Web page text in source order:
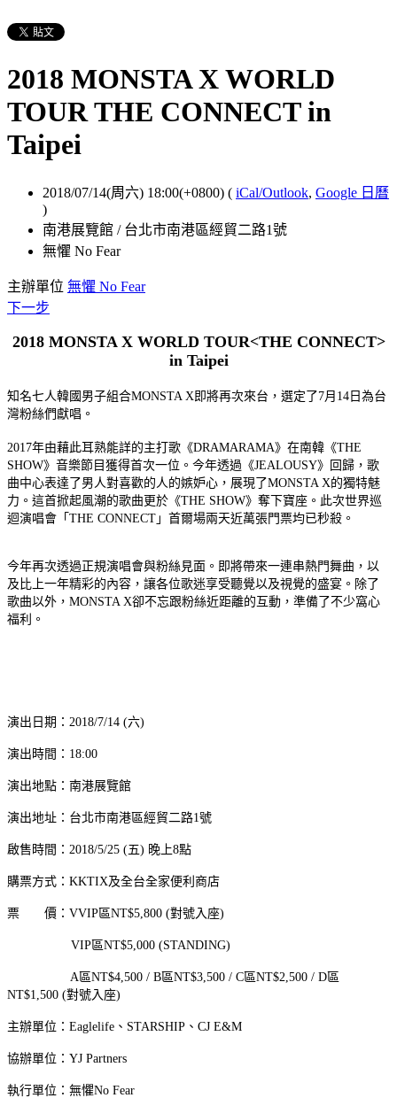
2018 MONSTA X WORLD
TOUR THE CONNECT in
Taipei
2018/07/14(周六) 18:00(+0800) ( iCal/Outlook, Google 日曆
)
南港展覽館 / 台北市南港區經貿二路1號
無懼 No Fear
主辦單位 無懼 No Fear
下一步
2018 MONSTA X WORLD TOUR<THE CONNECT>
in Taipei
知名七人韓國男子組合MONSTA X即將再次來台，選定了7月14日為台
灣粉絲們獻唱。
2017年由藉此耳熟能詳的主打歌《DRAMARAMA》在南韓《THE
SHOW》音樂節目獲得首次一位。今年透過《JEALOUSY》回歸，歌
曲中心表達了男人對喜歡的人的嫉妒心，展現了MONSTA X的獨特魅
力。這首掀起風潮的歌曲更於《THE SHOW》奪下寶座。此次世界巡
迴演唱會「THE CONNECT」首爾場兩天近萬張門票均已秒殺。
今年再次透過正規演唱會與粉絲見面。即將帶來一連串熱門舞曲，以
及比上一年精彩的內容，讓各位歌迷享受聽覺以及視覺的盛宴。除了
歌曲以外，MONSTA X卻不忘跟粉絲近距離的互動，準備了不少窩心
福利。
演出日期：2018/7/14 (六)
演出時間：18:00
演出地點：南港展覽館
演出地址：台北市南港區經貿二路1號
啟售時間：2018/5/25 (五) 晚上8點
購票方式：KKTIX及全台全家便利商店
票 價：VVIP區NT$5,800 (對號入座)
VIP區NT$5,000 (STANDING)
A區NT$4,500 / B區NT$3,500 / C區NT$2,500 / D區
NT$1,500 (對號入座)
主辦單位：Eaglelife、STARSHIP、CJ E&M
協辦單位：YJ Partners
執行單位：無懼No Fear